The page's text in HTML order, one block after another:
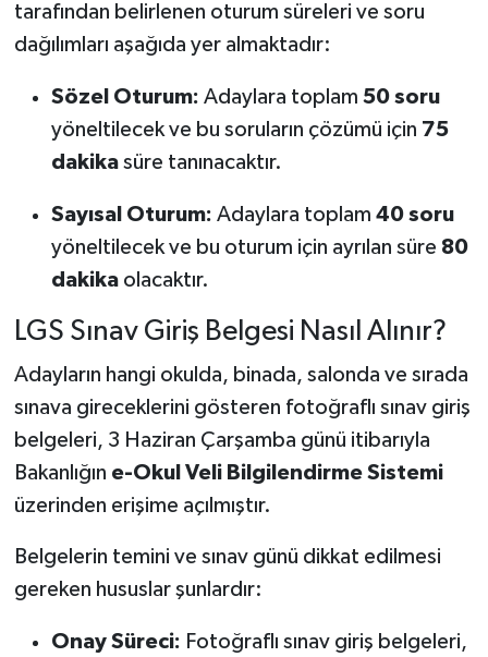
tarafından belirlenen oturum süreleri ve soru
dağılımları aşağıda yer almaktadır:
Sözel Oturum: Adaylara toplam 50 soru
yöneltilecek ve bu soruların çözümü için 75
dakikasüre tanınacaktır.
Sayısal Oturum: Adaylara toplam 40 soru
yöneltilecek ve bu oturum için ayrılan süre 80
dakikaolacaktır.
LGS Sınav Giriş Belgesi Nasıl Alınır?
Adayların hangi okulda, binada, salonda ve sırada
sınava gireceklerini gösteren fotoğraflı sınav giriş
belgeleri, 3 Haziran Çarşamba günü itibarıyla
Bakanlığın e-Okul Veli Bilgilendirme Sistemi
üzerinden erişime açılmıştır.
Belgelerin temini ve sınav günü dikkat edilmesi
gereken hususlar şunlardır:
Onay Süreci: Fotoğraflı sınav giriş belgeleri,